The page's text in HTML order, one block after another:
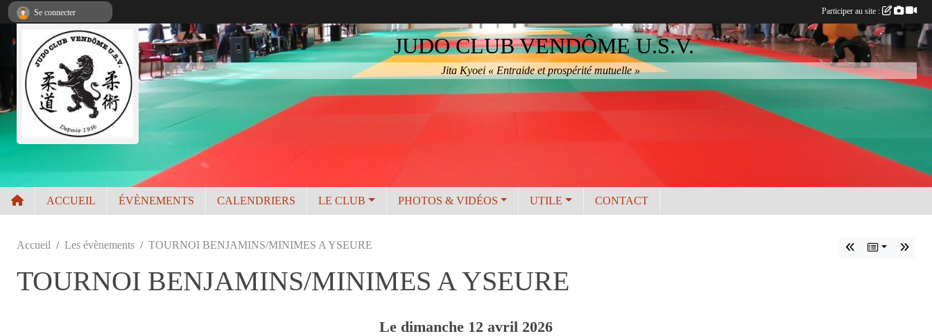
JUDO CLUB VENDÔME U.S.V.
Jita Kyoei « Entraide et prospérité mutuelle »
ACCUEIL ÉVÈNEMENTS CALENDRIERS LE CLUB PHOTOS & VIDÉOS UTILE CONTACT
Accueil Les évènements TOURNOI BENJAMINS/MINIMES A YSEURE
TOURNOI BENJAMINS/MINIMES A YSEURE
Le dimanche 12 avril 2026
Se connecter Participer au site :
Panneau de gestion des cookies